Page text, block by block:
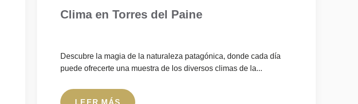
Clima en Torres del Paine
Descubre la magia de la naturaleza patagónica, donde cada día
puede ofrecerte una muestra de los diversos climas de la...